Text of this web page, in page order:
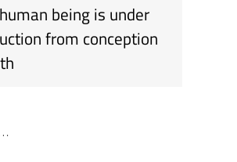
being is under
from conception